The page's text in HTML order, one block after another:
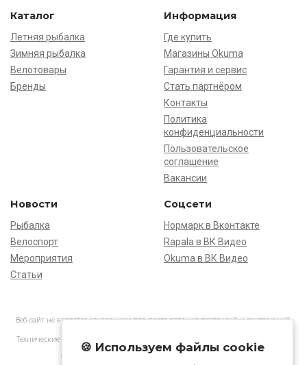
Каталог
Летняя рыбалка
Зимняя рыбалка
Велотовары
Бренды
Информация
Где купить
Магазины Okuma
Гарантия и сервис
Стать партнёром
Контакты
Политика
конфиденциальности
Пользовательское
соглашение
Вакансии
Новости
Рыбалка
Велоспорт
Мероприятия
Статьи
Соцсети
Нормарк в Вконтакте
Rapala в ВК Видео
Okuma в ВК Видео
Веб-сайт не является основанием для предъявления претензий и рекламаций,
Технические характеристики товаров могут отличаться от указанных на сайте.
АО «Нормарк» ИНН 7728172512 ОГРН 1037739603505
🍪 Используем файлы cookie